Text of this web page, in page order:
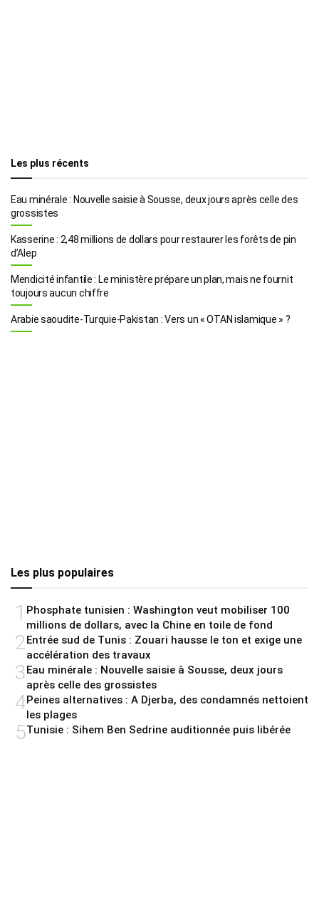
Les plus récents
Eau minérale : Nouvelle saisie à Sousse, deux jours après celle des
grossistes
Kasserine : 2,48 millions de dollars pour restaurer les forêts de pin
d’Alep
Mendicité infantile : Le ministère prépare un plan, mais ne fournit
toujours aucun chiffre
Arabie saoudite-Turquie-Pakistan : Vers un « OTAN islamique » ?
Les plus populaires
1 Phosphate tunisien : Washington veut mobiliser 100
millions de dollars, avec la Chine en toile de fond
2Entrée sud de Tunis : Zouari hausse le ton et exige une
accélération des travaux
3Eau minérale : Nouvelle saisie à Sousse, deux jours
après celle des grossistes
4Peines alternatives : A Djerba, des condamnés nettoient
les plages
5Tunisie : Sihem Ben Sedrine auditionnée puis libérée